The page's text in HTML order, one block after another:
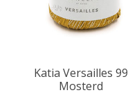
Katia Versailles 99
Mosterd